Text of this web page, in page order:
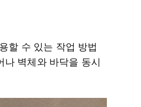
할 수 있는 작업 방법
벽체와 바닥을 동시